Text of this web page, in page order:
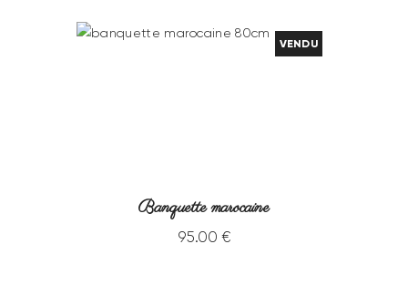
VENDU
Banquette marocaine
95.00 €